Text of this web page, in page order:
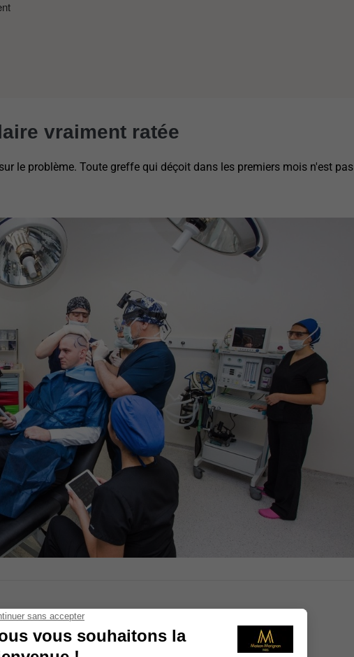
vraiment ratée
le problème. Toute greffe qui déçoit dans les premiers mois n'est pas
trop tôt